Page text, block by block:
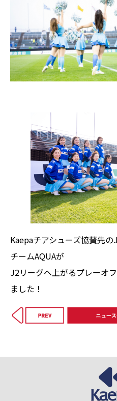
Kaepaチアシューズ協賛先
チームAQUAが
J2リーグへ上がるプレーオ
ました！